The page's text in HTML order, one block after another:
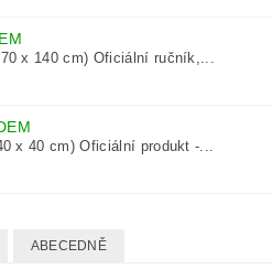
x 140 cm) Oficiální ručník,...
x 40 cm) Oficiální produkt -...
ABECEDNĚ